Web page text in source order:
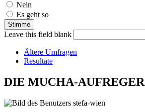
Nein
Es geht so
Leave this field blank
Ältere Umfragen
Resultate
DIE MUCHA-AUFREGER